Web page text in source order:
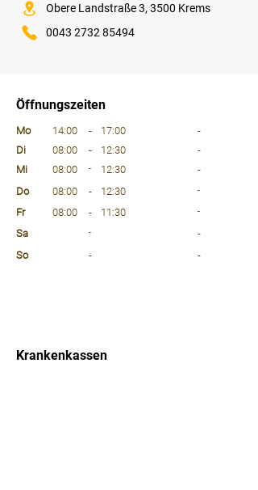
Obere Landstraße 3, 3500 Krems
0043 2732 85494
Öffnungszeiten
Mo
14:00 - 17:00
-
Di
08:00 - 12:30
-
Mi
08:00 - 12:30
-
Do
08:00 - 12:30 -
Fr 08:00 - 11:30 -
Sa -
-
So
-
-
Krankenkassen